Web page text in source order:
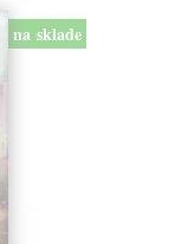
na sklade